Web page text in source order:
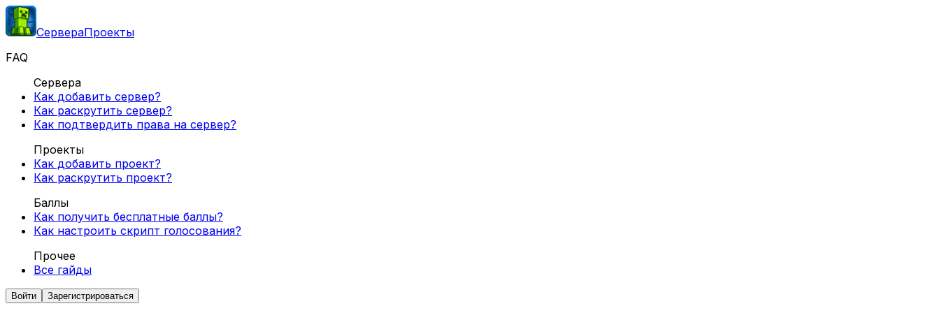
СервераПроекты
FAQ
Сервера
Как добавить сервер?
Как раскрутить сервер?
Как подтвердить права на сервер?
Проекты
Как добавить проект?
Как раскрутить проект?
Баллы
Как получить бесплатные баллы?
Как настроить скрипт голосования?
Прочее
Все гайды
Войти Зарегистрироваться